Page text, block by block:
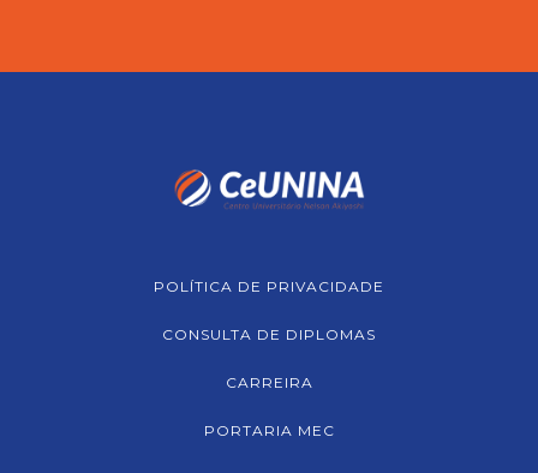
POLÍTICA DE PRIVACIDADE
CONSULTA DE DIPLOMAS
CARREIRA
PORTARIA MEC